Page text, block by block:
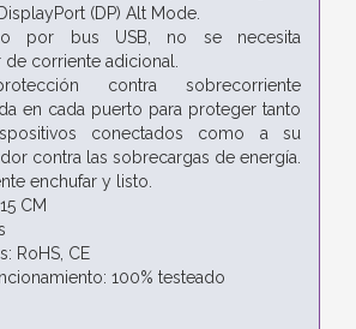
(DP) Alt Mode.
por bus USB, no se necesita
corriente adicional.
contra sobrecorriente
en cada puerto para proteger tanto
conectados como a su
contra las sobrecargas de energía.
enchufar y listo.
CM
RoHS, CE
100% testeado